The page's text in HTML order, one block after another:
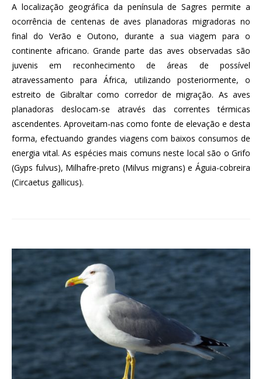
A localização geográfica da península de Sagres permite a
ocorrência de centenas de aves planadoras migradoras no
final do Verão e Outono, durante a sua viagem para o
continente africano. Grande parte das aves observadas são
juvenis em reconhecimento de áreas de possível
atravessamento para África, utilizando posteriormente, o
estreito de Gibraltar como corredor de migração. As aves
planadoras deslocam-se através das correntes térmicas
ascendentes. Aproveitam-nas como fonte de elevação e desta
forma, efectuando grandes viagens com baixos consumos de
energia vital. As espécies mais comuns neste local são o Grifo
(Gyps fulvus), Milhafre-preto (Milvus migrans) e Águia-cobreira
(Circaetus gallicus).